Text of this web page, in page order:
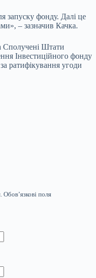
запуску фонду. Далі це
– зазначив Качка.
Сполучені Штати
Інвестиційного фонду
ратифікування угоди
Обов’язкові поля